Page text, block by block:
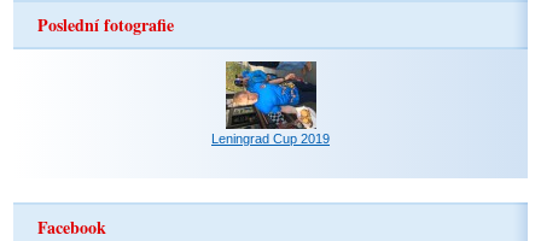
Poslední fotografie
Leningrad Cup 2019
Facebook